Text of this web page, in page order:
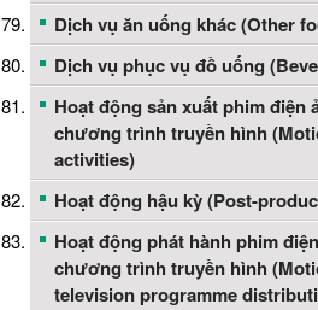
Dịch vụ ăn uống khác (Other
Dịch vụ phục vụ đồ uống
Hoạt động sản xuất phim điện
chương trình truyền hình
activities)
Hoạt động hậu kỳ (Post-
Hoạt động phát hành phim
chương trình truyền hình
television programme